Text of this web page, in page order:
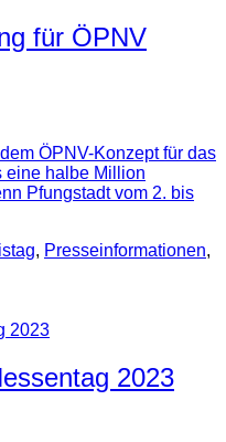
für ÖPNV
ÖPNV-Konzept für das
eine halbe Million
Pfungstadt vom 2. bis
, Presse­informationen,
2023